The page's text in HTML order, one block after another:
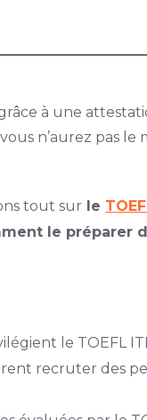
à une
n’aurez pas
tout sur le
le préparer
le TOEFL
recruter des